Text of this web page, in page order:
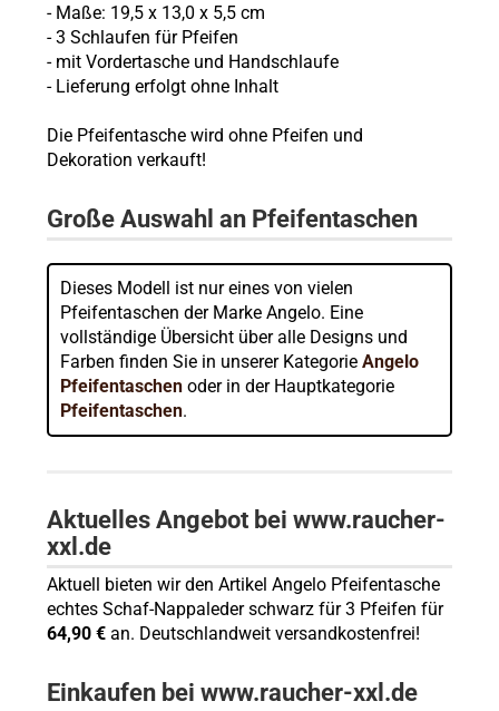
- Maße: 19,5 x 13,0 x 5,5 cm
- 3 Schlaufen für Pfeifen
- mit Vordertasche und Handschlaufe
- Lieferung erfolgt ohne Inhalt
Die Pfeifentasche wird ohne Pfeifen und
Dekoration verkauft!
Große Auswahl an Pfeifentaschen
Dieses Modell ist nur eines von vielen
Pfeifentaschen der Marke Angelo. Eine
vollständige Übersicht über alle Designs und
Farben finden Sie in unserer Kategorie Angelo
Pfeifentaschenoder in der Hauptkategorie
Pfeifentaschen.
Aktuelles Angebot bei www.raucher-
xxl.de
Aktuell bieten wir den Artikel Angelo Pfeifentasche
echtes Schaf-Nappaleder schwarz für 3 Pfeifen für
64,90 €an. Deutschlandweit versandkostenfrei!
Einkaufen bei www.raucher-xxl.de